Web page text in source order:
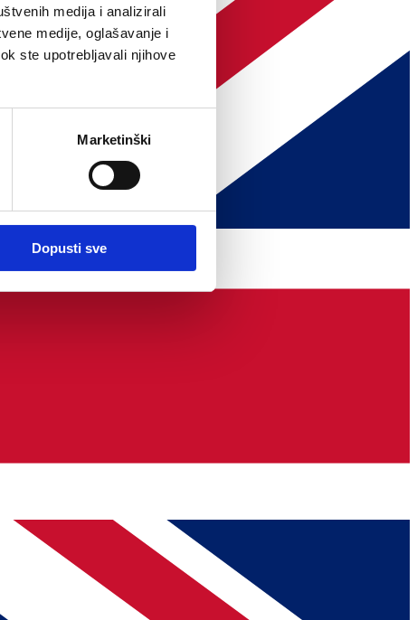
medija i analizirali
medije, oglašavanje i
ste upotrebljavali njihove
Marketinški
Dopusti sve